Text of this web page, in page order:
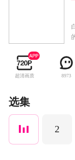
超清画质 8973
选集
2